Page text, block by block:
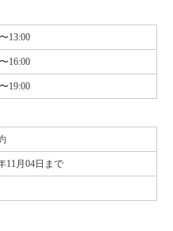
13:00
16:00
19:00
11月04日まで